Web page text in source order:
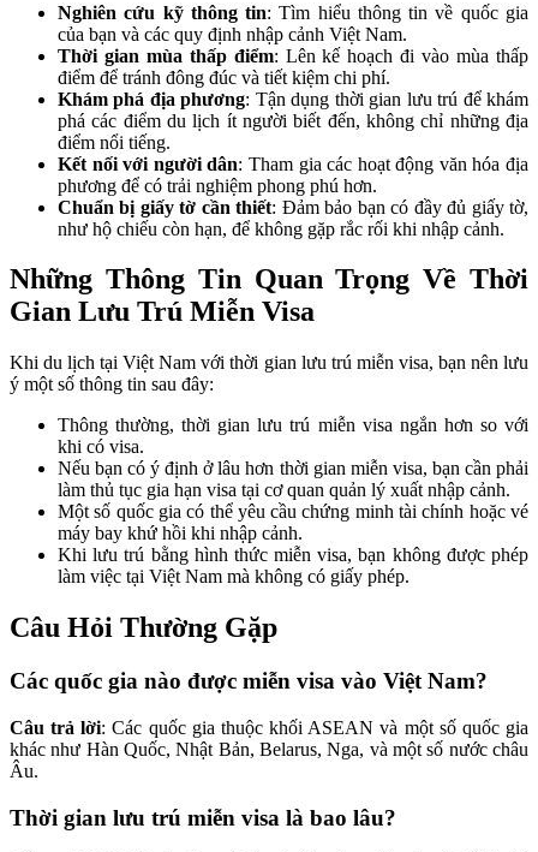
Nghiên cứu kỹ thông tin: Tìm hiểu thông tin về quốc gia
của bạn và các quy định nhập cảnh Việt Nam.
Thời gian mùa thấp điểm: Lên kế hoạch đi vào mùa thấp
điểm để tránh đông đúc và tiết kiệm chi phí.
Khám phá địa phương: Tận dụng thời gian lưu trú để khám
phá các điểm du lịch ít người biết đến, không chỉ những địa
điểm nổi tiếng.
Kết nối với người dân: Tham gia các hoạt động văn hóa địa
phương để có trải nghiệm phong phú hơn.
Chuẩn bị giấy tờ cần thiết: Đảm bảo bạn có đầy đủ giấy tờ,
như hộ chiếu còn hạn, để không gặp rắc rối khi nhập cảnh.
Những Thông Tin Quan Trọng Về Thời
Gian Lưu Trú Miễn Visa
Khi du lịch tại Việt Nam với thời gian lưu trú miễn visa, bạn nên lưu
ý một số thông tin sau đây:
Thông thường, thời gian lưu trú miễn visa ngắn hơn so với
khi có visa.
Nếu bạn có ý định ở lâu hơn thời gian miễn visa, bạn cần phải
làm thủ tục gia hạn visa tại cơ quan quản lý xuất nhập cảnh.
Một số quốc gia có thể yêu cầu chứng minh tài chính hoặc vé
máy bay khứ hồi khi nhập cảnh.
Khi lưu trú bằng hình thức miễn visa, bạn không được phép
làm việc tại Việt Nam mà không có giấy phép.
Câu Hỏi Thường Gặp
Các quốc gia nào được miễn visa vào Việt Nam?
Câu trả lời: Các quốc gia thuộc khối ASEAN và một số quốc gia
khác như Hàn Quốc, Nhật Bản, Belarus, Nga, và một số nước châu
Âu.
Thời gian lưu trú miễn visa là bao lâu?